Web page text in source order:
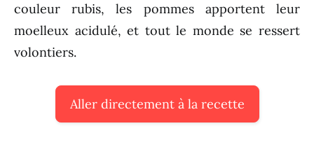
couleur rubis, les pommes apportent leur
moelleux acidulé, et tout le monde se ressert
volontiers.
Aller directement à la recette